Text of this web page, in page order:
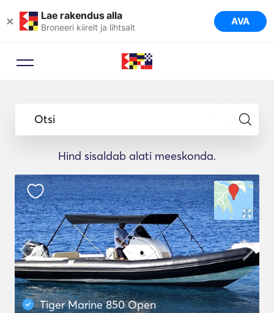
× Lae rakendus alla
Broneeri kiirelt ja lihtsalt AVA
Otsi
Hind sisaldab alati meeskonda.
Tiger Marine 850 Open